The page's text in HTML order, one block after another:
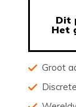
Dit
Het
Groot